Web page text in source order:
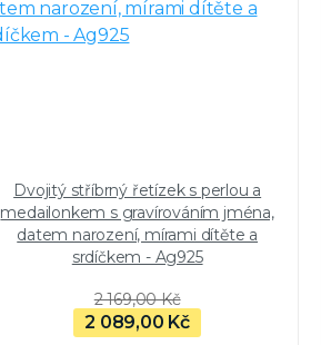
Dvojitý stříbrný řetízek s perlou a
medailonkem s gravírováním jména,
datem narození, mírami dítěte a
srdíčkem - Ag925
2 169,00 Kč
2 089,00 Kč